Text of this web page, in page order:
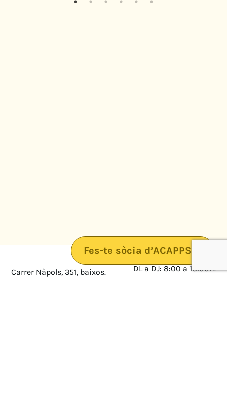
Fes-te sòcia d’ACAPPS
Carrer Nàpols, 351, baixos.
08025 · Barcelona
DL a DJ: 8:00 a 18:00h.